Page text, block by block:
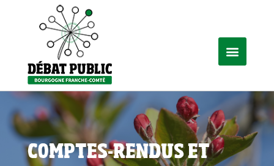
COMPTES-RENDUS ET